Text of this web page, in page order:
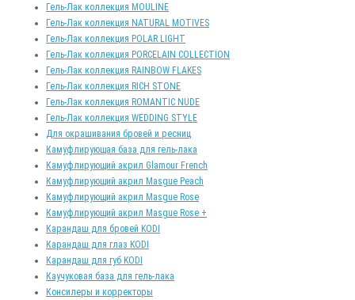
Гель-Лак коллекция MOULINE
Гель-Лак коллекция NATURAL MOTIVES
Гель-Лак коллекция POLAR LIGHT
Гель-Лак коллекция PORCELAIN COLLECTION
Гель-Лак коллекция RAINBOW FLAKES
Гель-Лак коллекция RICH STONE
Гель-Лак коллекция ROMANTIC NUDE
Гель-Лак коллекция WEDDING STYLE
Для окрашивания бровей и ресниц
Камуфлирующая база для гель-лака
Камуфлирующий акрил Glamour French
Камуфлирующий акрил Masgue Peach
Камуфлирующий акрил Masgue Rose
Камуфлирующий акрил Masgue Rose +
Карандаш для бровей KODI
Карандаш для глаз KODI
Карандаш для губ KODI
Каучуковая база для гель-лака
Консилеры и корректоры